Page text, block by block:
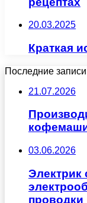
20.03.2025
Краткая
Последние записи
21.07.2026
03.06.2026
Электрик
проводки